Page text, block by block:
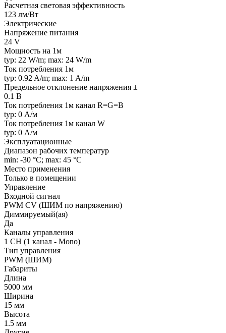
Расчетная световая эффективность
123 лм/Вт
Электрические
Напряжение питания
24 V
Мощность на 1м
typ: 22 W/m; max: 24 W/m
Ток потребления 1м
typ: 0.92 A/m; max: 1 A/m
Предельное отклонение напряжения ±
0.1 В
Ток потребления 1м канал R=G=B
typ: 0 А/м
Ток потребления 1м канал W
typ: 0 А/м
Эксплуатационные
Диапазон рабочих температур
min: -30 °C; max: 45 °C
Место применения
Только в помещении
Управление
Входной сигнал
PWM СV (ШИМ по напряжению)
Диммируемый(ая)
Да
Каналы управления
1 CH (1 канал - Mono)
Тип управления
PWM (ШИМ)
Габариты
Длина
5000 мм
Ширина
15 мм
Высота
1.5 мм